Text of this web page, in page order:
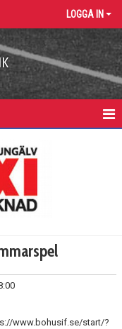
LOGGA IN
www.bohusif.se/start/?